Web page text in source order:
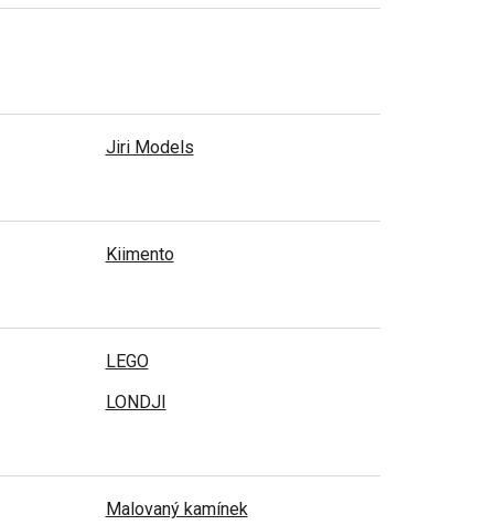
Jiri Models
Kiimento
LEGO
LONDJI
Malovaný kamínek